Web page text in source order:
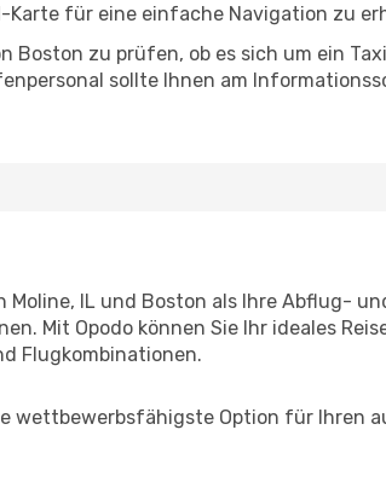
Karte für eine einfache Navigation zu
Boston zu prüfen, ob es sich um ein
sollte Ihnen am
IL und Boston als Ihre Abflug-
Mit Opodo können Sie Ihr ideales
Flugkombinationen.
wettbewerbsfähigste Option für Ihren